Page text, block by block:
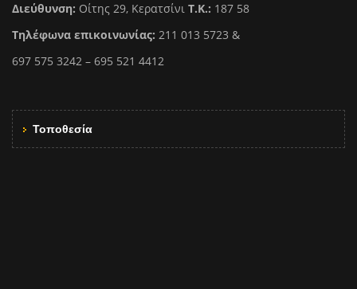
Διεύθυνση: Οίτης 29, Κερατσίνι Τ.Κ.: 187 58
Τηλέφωνα επικοινωνίας: 211 013 5723 &
697 575 3242 – 695 521 4412
Τοποθεσία